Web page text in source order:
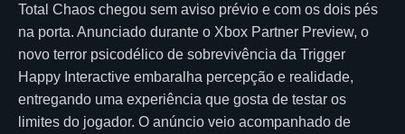
Total Chaos chegou sem aviso prévio e com os dois pés
na porta. Anunciado durante o Xbox Partner Preview, o
novo terror psicodélico de sobrevivência da Trigger
Happy Interactive embaralha percepção e realidade,
entregando uma experiência que gosta de testar os
limites do jogador. O anúncio veio acompanhado de